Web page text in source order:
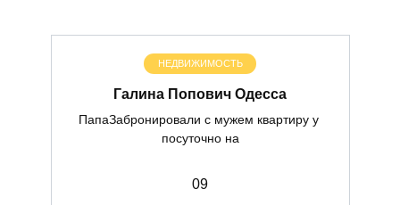
НЕДВИЖИМОСТЬ
Галина Попович Одесса
ПапаЗабронировали с мужем квартиру у
посуточно на
09